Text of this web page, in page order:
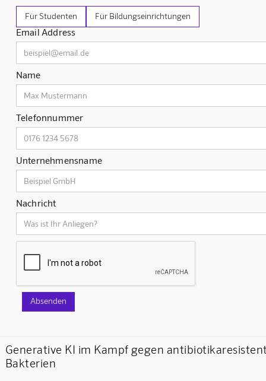
Für Studenten Für Bildungseinrichtungen
Email Address
Name
Telefonnummer
Unternehmensname
Nachricht
Generative KI im Kampf gegen
Bakterien